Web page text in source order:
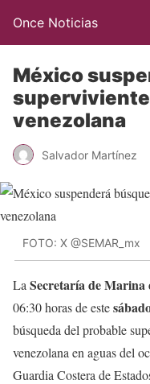
Once Noticias
México
venezolana
Salvador Martínez
FOTO: X @SEMAR_mx
La Secretaría de Marina
06:30 horas de este
búsqueda del probable
venezolana en aguas del
Guardia Costera de